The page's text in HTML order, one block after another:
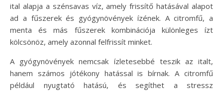
ital alapja a szénsavas víz, amely frissítő hatásával alapot
ad a fűszerek és gyógynövények ízének. A citromfű, a
menta és más fűszerek kombinációja különleges ízt
kölcsönöz, amely azonnal felfrissít minket.
A gyógynövények nemcsak ízletesebbé teszik az italt,
hanem számos jótékony hatással is bírnak. A citromfű
például nyugtató hatású, és segíthet a stressz